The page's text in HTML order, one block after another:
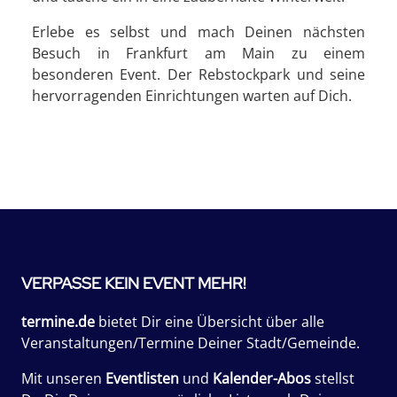
Erlebe es selbst und mach Deinen nächsten
Besuch in Frankfurt am Main zu einem
besonderen Event. Der Rebstockpark und seine
hervorragenden Einrichtungen warten auf Dich.
VERPASSE KEIN EVENT MEHR!
termine.de bietet Dir eine Übersicht über alle
Veranstaltungen/Termine Deiner Stadt/Gemeinde.
Mit unseren Eventlisten und Kalender-Abosstellst